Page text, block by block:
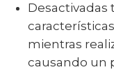
mientras
causando un